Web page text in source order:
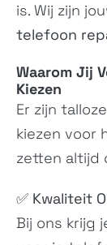
N/A
is. Wij zijn
telefoon
Waarom Jij
Kiezen
Er zijn
kiezen voor
zetten altijd
✅ Kwaliteit
Bij ons krijg